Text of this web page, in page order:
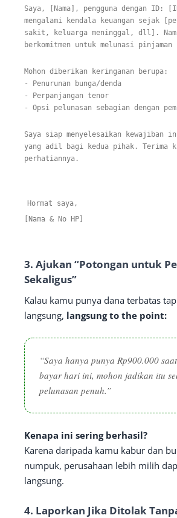
Saya, Nama , pengguna dengan ID :
mengalami
kendala keuangan sejak
sakit , keluarga meninggal , dll .
berkomitmen
untuk melunasi pinjaman
Mohon diberikan keringanan berupa :
-
Penurunan bunga/denda
-
Perpanjangan tenor
-
Opsi pelunasan sebagian dengan
Saya siap menyelesaikan kewajiban
yang
adil bagi kedua pihak . Terima
perhatiannya .
Hormat saya,
Nama & No HP
3. Ajukan “Potongan untuk
Sekaligus”
Kalau kamu punya dana terbatas
langsung, langsung to the point:
“Saya hanya punya Rp900.000
bayar hari ini, mohon jadikan itu
pelunasan penuh.”
Kenapa ini sering berhasil?
Karena daripada kamu kabur dan
numpuk, perusahaan lebih milih
langsung.
4. Laporkan Jika Ditolak